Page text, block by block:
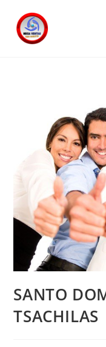
SANTO
TSACHILAS